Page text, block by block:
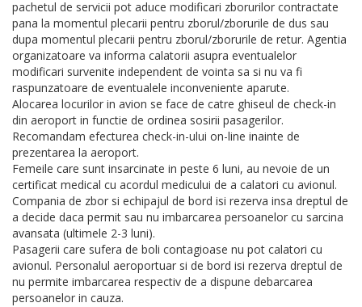
pachetul de servicii pot aduce modificari zborurilor contractate
pana la momentul plecarii pentru zborul/zborurile de dus sau
dupa momentul plecarii pentru zborul/zborurile de retur. Agentia
organizatoare va informa calatorii asupra eventualelor
modificari survenite independent de vointa sa si nu va fi
raspunzatoare de eventualele inconveniente aparute.
Alocarea locurilor in avion se face de catre ghiseul de check-in
din aeroport in functie de ordinea sosirii pasagerilor.
Recomandam efecturea check-in-ului on-line inainte de
prezentarea la aeroport.
Femeile care sunt insarcinate in peste 6 luni, au nevoie de un
certificat medical cu acordul medicului de a calatori cu avionul.
Compania de zbor si echipajul de bord isi rezerva insa dreptul de
a decide daca permit sau nu imbarcarea persoanelor cu sarcina
avansata (ultimele 2-3 luni).
Pasagerii care sufera de boli contagioase nu pot calatori cu
avionul. Personalul aeroportuar si de bord isi rezerva dreptul de
nu permite imbarcarea respectiv de a dispune debarcarea
persoanelor in cauza.